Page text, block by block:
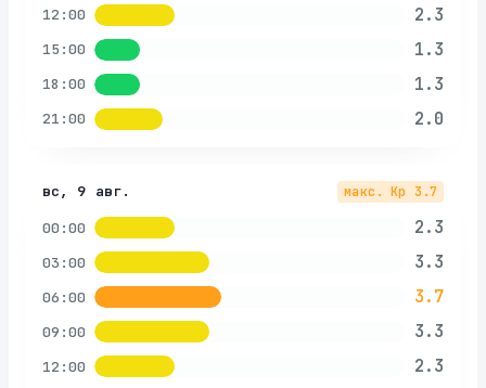
12:00 2.3
15:00 1.3
18:00 1.3
21:00 2.0
вс, 9 авг. макс. Kp 3.7
00:00 2.3
03:00 3.3
06:00 3.7
09:00 3.3
12:00 2.3